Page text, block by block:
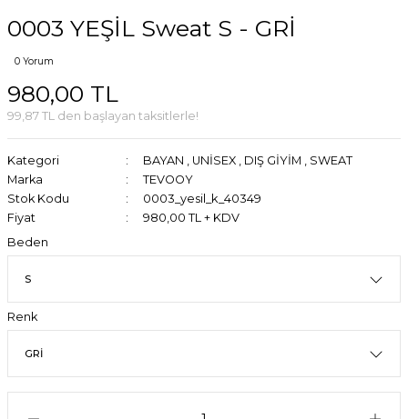
0003 YEŞİL Sweat S - GRİ
0 Yorum
980,00 TL
99,87 TL den başlayan taksitlerle!
Kategori BAYAN , UNİSEX , DIŞ GİYİM , SWEAT
Marka
TEVOOY
Stok Kodu
0003_yesil_k_40349
Fiyat
980,00 TL + KDV
Beden
Renk